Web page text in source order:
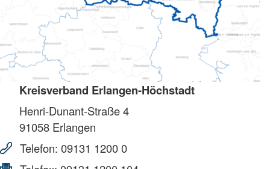
Kreisverband Erlangen-Höchstadt
Henri-Dunant-Straße 4
91058 Erlangen
Telefon: 09131 1200 0